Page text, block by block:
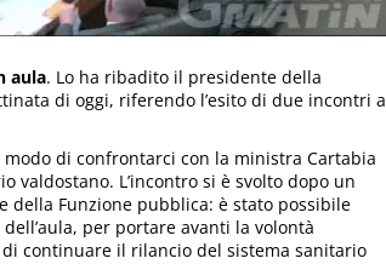
aula. Lo ha ribadito il presidente della
di oggi, riferendo l’esito di due incontri a
modo di confrontarci con la ministra Cartabia
valdostano. L’incontro si è svolto dopo un
Funzione pubblica: è stato possibile
per portare avanti la volontà
di continuare il rilancio del sistema sanitario